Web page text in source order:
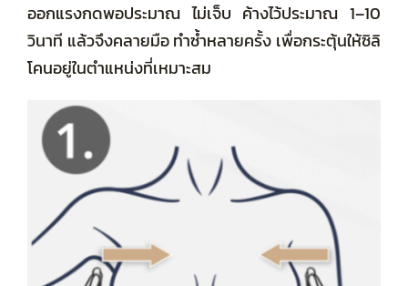
ออกแรงกดพอประมาณ ไม่เจ็บ ค้างไว้ประมาณ 1–10
วินาที แล้วจึงคลายมือ ทำซ้ำหลายครั้ง เพื่อกระตุ้นให้ซิลิ
โคนอยู่ในตำแหน่งที่เหมาะสม